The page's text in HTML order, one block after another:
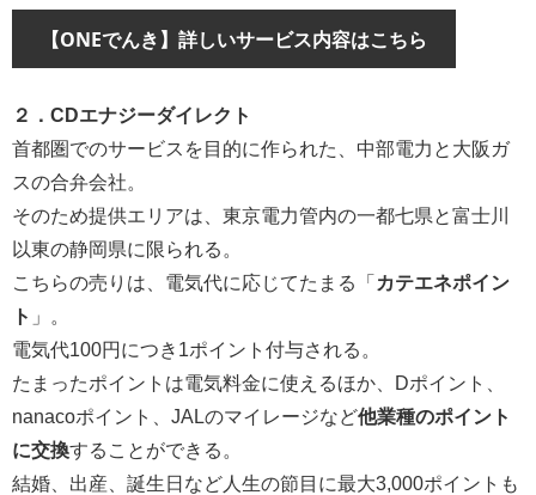
【ONEでんき】詳しいサービス内容はこちら
２．CDエナジーダイレクト
首都圏でのサービスを目的に作られた、中部電力と大阪ガ
スの合弁会社。
そのため提供エリアは、東京電力管内の一都七県と富士川
以東の静岡県に限られる。
こちらの売りは、電気代に応じてたまる「 カテエネポイン
ト 」。
電気代100円につき1ポイント付与される。
たまったポイントは電気料金に使えるほか、Dポイント、
nanacoポイント、JALのマイレージなど他業種のポイント
に交換することができる。
結婚、出産、誕生日など人生の節目に最大3,000ポイントも